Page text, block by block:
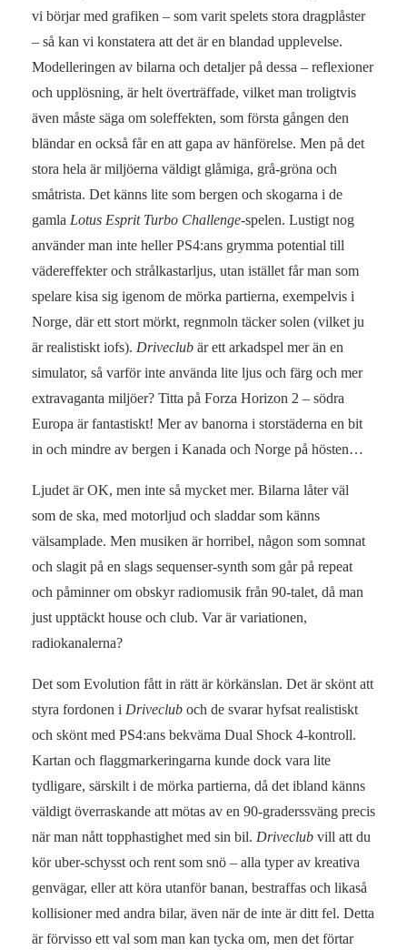
vi börjar med grafiken – som varit spelets stora dragplåster
– så kan vi konstatera att det är en blandad upplevelse.
Modelleringen av bilarna och detaljer på dessa – reflexioner
och upplösning, är helt överträffade, vilket man troligtvis
även måste säga om soleffekten, som första gången den
bländar en också får en att gapa av hänförelse. Men på det
stora hela är miljöerna väldigt glåmiga, grå-gröna och
småtrista. Det känns lite som bergen och skogarna i de
gamla Lotus Esprit Turbo Challenge-spelen. Lustigt nog
använder man inte heller PS4:ans grymma potential till
vädereffekter och strålkastarljus, utan istället får man som
spelare kisa sig igenom de mörka partierna, exempelvis i
Norge, där ett stort mörkt, regnmoln täcker solen (vilket ju
är realistiskt iofs). Driveclub är ett arkadspel mer än en
simulator, så varför inte använda lite ljus och färg och mer
extravaganta miljöer? Titta på Forza Horizon 2 – södra
Europa är fantastiskt! Mer av banorna i storstäderna en bit
in och mindre av bergen i Kanada och Norge på hösten…
Ljudet är OK, men inte så mycket mer. Bilarna låter väl
som de ska, med motorljud och sladdar som känns
välsamplade. Men musiken är horribel, någon som somnat
och slagit på en slags sequenser-synth som går på repeat
och påminner om obskyr radiomusik från 90-talet, då man
just upptäckt house och club. Var är variationen,
radiokanalerna?
Det som Evolution fått in rätt är körkänslan. Det är skönt att
styra fordonen i Driveclub och de svarar hyfsat realistiskt
och skönt med PS4:ans bekväma Dual Shock 4-kontroll.
Kartan och flaggmarkeringarna kunde dock vara lite
tydligare, särskilt i de mörka partierna, då det ibland känns
väldigt överraskande att mötas av en 90-graderssväng precis
när man nått topphastighet med sin bil. Driveclub vill att du
kör uber-schysst och rent som snö – alla typer av kreativa
genvägar, eller att köra utanför banan, bestraffas och likaså
kollisioner med andra bilar, även när de inte är ditt fel. Detta
är förvisso ett val som man kan tycka om, men det förtar